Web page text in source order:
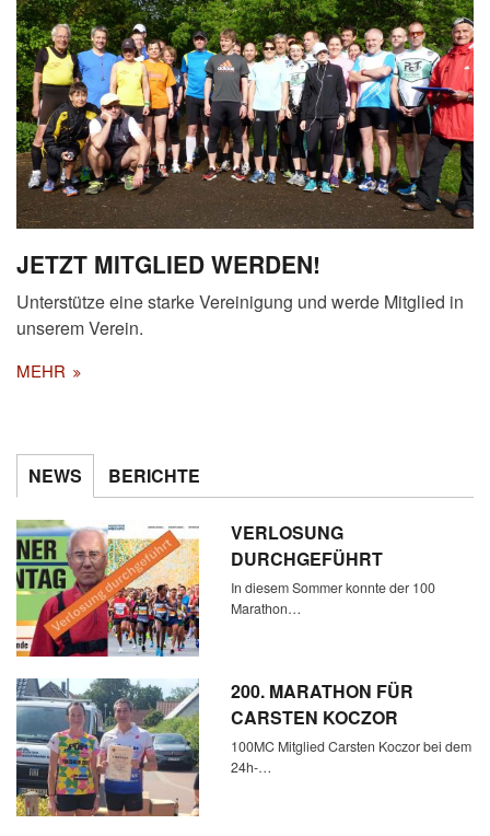
JETZT MITGLIED WERDEN!
Unterstütze eine starke Vereinigung und werde Mitglied in
unserem Verein.
MEHR
NEWS BERICHTE
VERLOSUNG
DURCHGEFÜHRT
In diesem Sommer konnte der 100
Marathon…
200. MARATHON FÜR
CARSTEN KOCZOR
100MC Mitglied Carsten Koczor bei dem
24h-…